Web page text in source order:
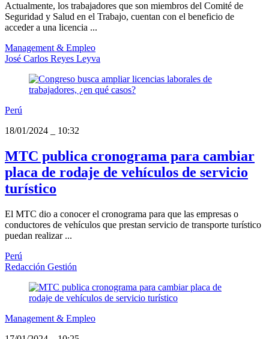
Actualmente, los trabajadores que son miembros del Comité de
Seguridad y Salud en el Trabajo, cuentan con el beneficio de
acceder a una licencia ...
Management & Empleo
José Carlos Reyes Leyva
Perú
18/01/2024
10:32
MTC publica cronograma para cambiar
placa de rodaje de vehículos de servicio
turístico
El MTC dio a conocer el cronograma para que las empresas o
conductores de vehículos que prestan servicio de transporte turístico
puedan realizar ...
Perú
Redacción Gestión
Management & Empleo